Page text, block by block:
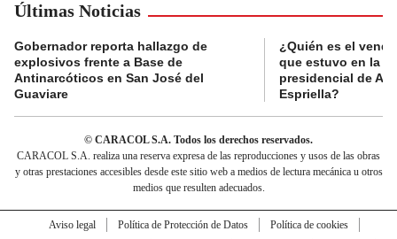
Últimas Noticias
Gobernador reporta hallazgo de
explosivos frente a Base de
Antinarcóticos en San José del
Guaviare
¿Quién es el
que estuvo en la
presidencial de
Espriella?
© CARACOL S.A. Todos los derechos reservados.
CARACOL S.A. realiza una reserva expresa de las reproducciones y usos de las obras
y otras prestaciones accesibles desde este sitio web a medios de lectura mecánica u otros
medios que resulten adecuados.
Aviso legal Política de Protección de Datos
Política de cookies